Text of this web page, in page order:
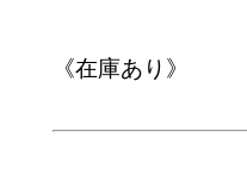
《在庫あり》